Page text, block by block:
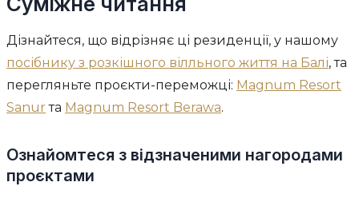
Дізнайтеся, що відрізняє ці резиденції, у нашому
посібнику з розкішного вілльного життя на Балі, та
перегляньте проєкти-переможці: Magnum Resort
Sanur та Magnum Resort Berawa.
Ознайомтеся з відзначеними нагородами
проєктами